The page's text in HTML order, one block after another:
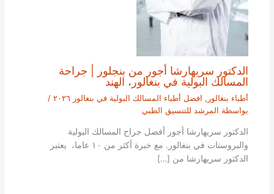
الدكتور سريهارشا أجور من بنجلور | جراحة
المسالك البولية في بنغالور، الهند
أطباء بنغالور , افضل أطباء المسالك البولية في بنغالور ٢٠٢٦
/
بواسطة المرشد للتنسيق الطبي
الدكتور سريهارشا أجور أفضل جراح المسالك البولية
والبروستات في بنغالور. مع خبرة أكثر من ١٠ عاما، يعتبر
الدكتور سريهارشا من […]